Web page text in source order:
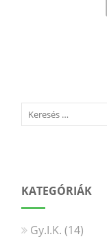
KATEGÓRIÁK
Gy.I.K. (14)